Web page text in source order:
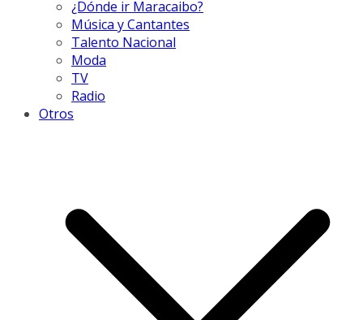
¿Dónde ir Maracaibo?
Música y Cantantes
Talento Nacional
Moda
TV
Radio
Otros